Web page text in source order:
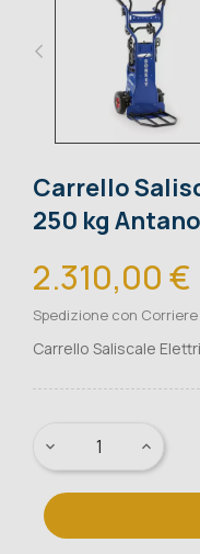
Carrello
250 kg
2.310,00 €
Spedizione con Corriere
Carrello Saliscale